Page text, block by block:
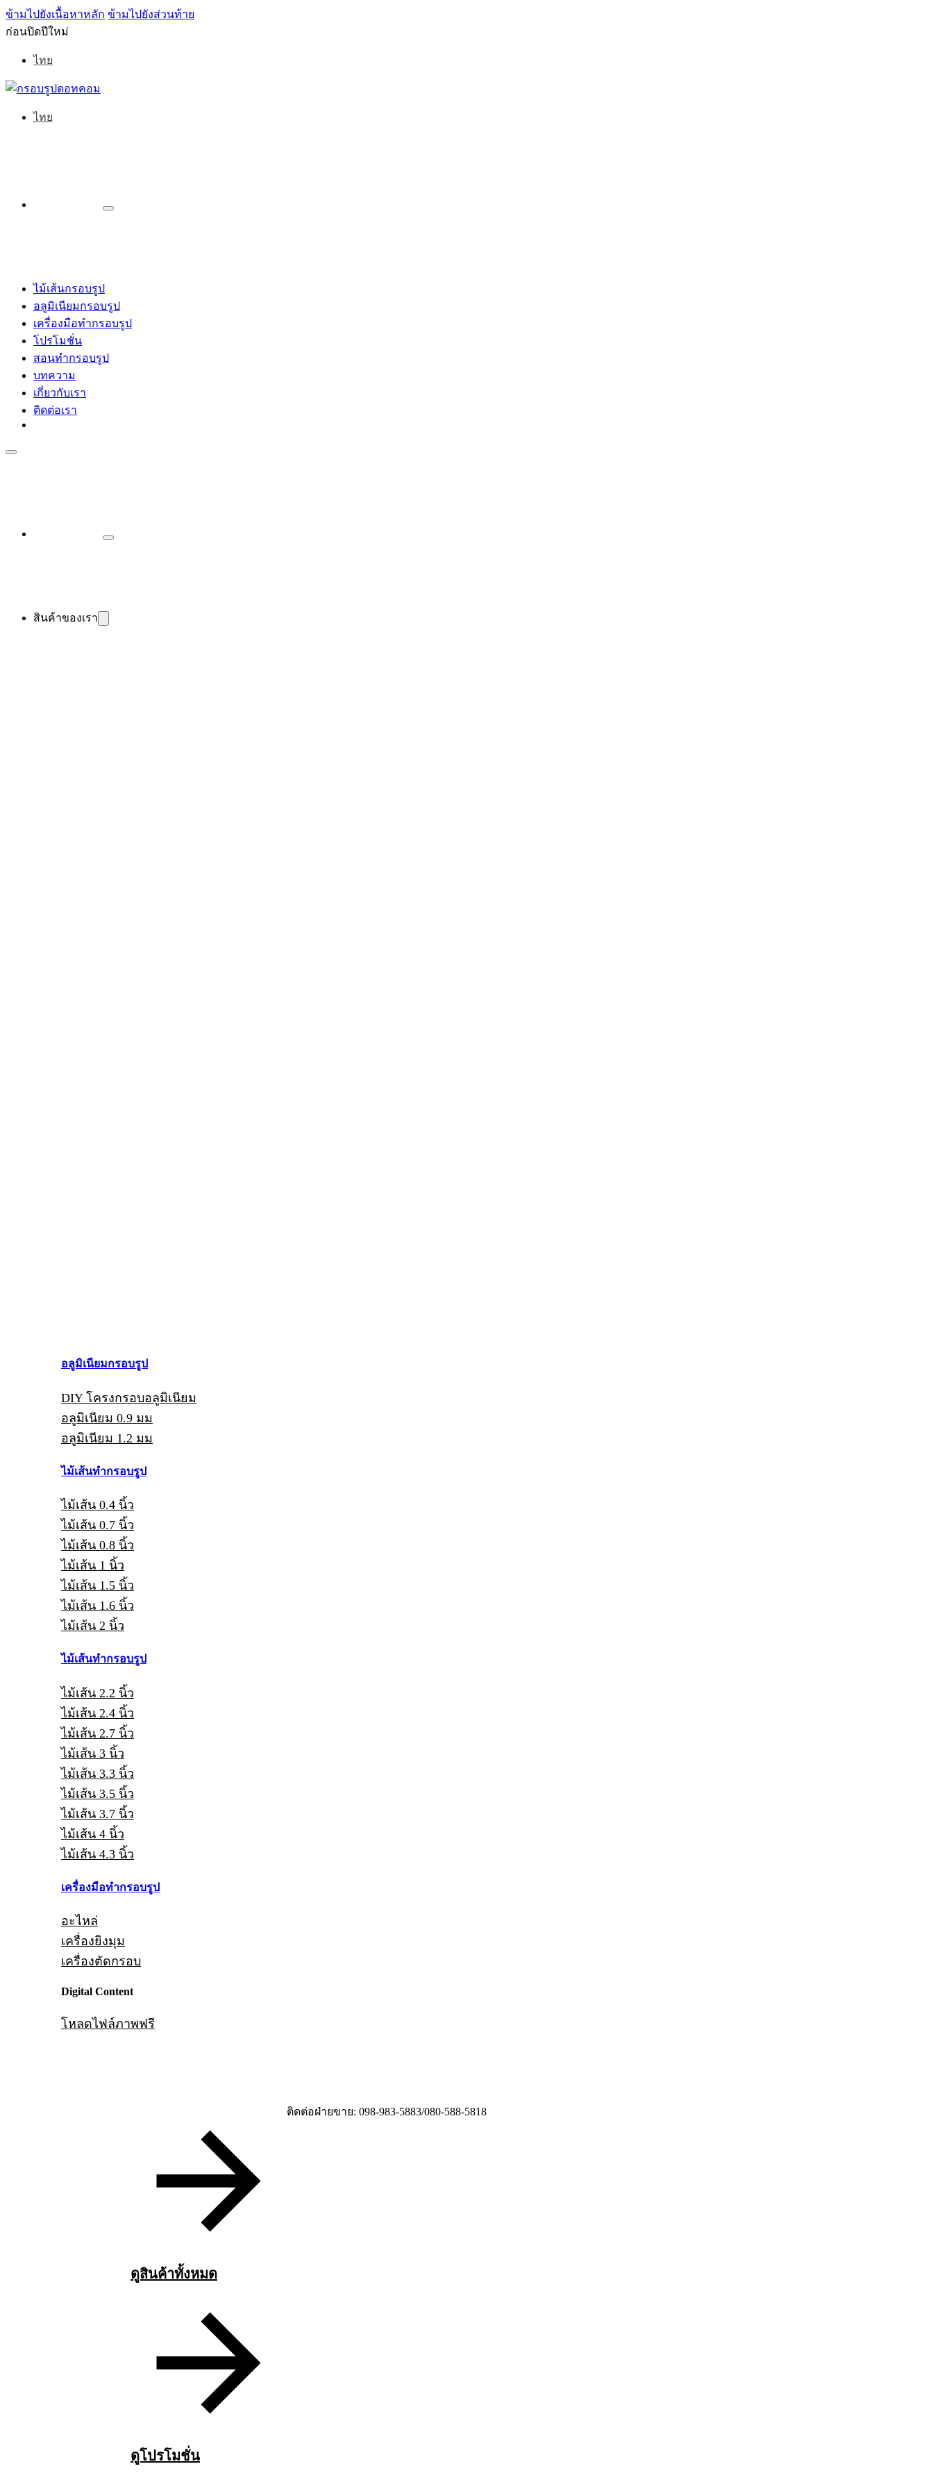
ข้ามไปยังเนื้อหาหลัก ข้ามไปยังส่วนท้าย
ก่อนปิดปีใหม่
ไทย
ไทย
ไม้เส้นกรอบรูป
อลูมิเนียมกรอบรูป
เครื่องมือทำกรอบรูป
โปรโมชั่น
สอนทำกรอบรูป
บทความ
เกี่ยวกับเรา
ติดต่อเรา
สินค้าของเรา
อลูมิเนียมกรอบรูป
DIY โครงกรอบอลูมิเนียม
อลูมิเนียม 0.9 มม
อลูมิเนียม 1.2 มม
ไม้เส้นทำกรอบรูป
ไม้เส้น 0.4 นิ้ว
ไม้เส้น 0.7 นิ้ว
ไม้เส้น 0.8 นิ้ว
ไม้เส้น 1 นิ้ว
ไม้เส้น 1.5 นิ้ว
ไม้เส้น 1.6 นิ้ว
ไม้เส้น 2 นิ้ว
ไม้เส้นทำกรอบรูป
ไม้เส้น 2.2 นิ้ว
ไม้เส้น 2.4 นิ้ว
ไม้เส้น 2.7 นิ้ว
ไม้เส้น 3 นิ้ว
ไม้เส้น 3.3 นิ้ว
ไม้เส้น 3.5 นิ้ว
ไม้เส้น 3.7 นิ้ว
ไม้เส้น 4 นิ้ว
ไม้เส้น 4.3 นิ้ว
เครื่องมือทำกรอบรูป
อะไหล่
เครื่องยิงมุม
เครื่องตัดกรอบ
Digital Content
โหลดไฟล์ภาพฟรี
ดูสินค้าทั้งหมด
ดูโปรโมชั่น
ติดต่อฝ่ายขาย: 098-983-5883/080-588-5818